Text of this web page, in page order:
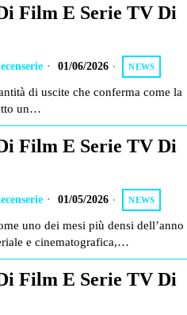
Film E Serie TV Di
01/06/2026 NEWS
di uscite che conferma come la
un…
Film E Serie TV Di
01/05/2026 NEWS
uno dei mesi più densi dell’anno
e cinematografica,…
Film E Serie TV Di